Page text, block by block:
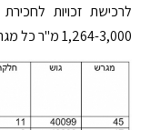
1,264-3,000 מ"ר כל מגרש,